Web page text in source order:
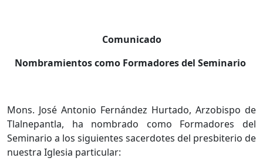
Comunicado
Nombramientos como Formadores del Seminario
Mons. José Antonio Fernández Hurtado, Arzobispo de
Tlalnepantla, ha nombrado como Formadores del
Seminario a los siguientes sacerdotes del presbiterio de
nuestra Iglesia particular: